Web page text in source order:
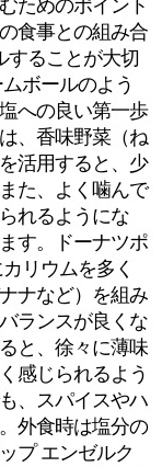
ためのポイント
食事との組み合
することが大切
ボールのよう
への良い第一歩
、香味野菜（ね
活用すると、少
た、よく噛んで
れるようにな
す。ドーナツポ
リウムを多く
ナなど）を組み
ランスが良くな
と、徐々に薄味
感じられるよう
、スパイスやハ
外食時は塩分の
プ エンゼルク